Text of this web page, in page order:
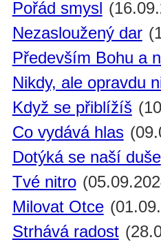
Pořád smysl
Nezasloužený dar
Především Bohu a
Nikdy, ale opravdu
Když se přiblížíš
Co vydává hlas
Dotýká se naší duše
Tvé nitro
Milovat Otce
Strhává radost